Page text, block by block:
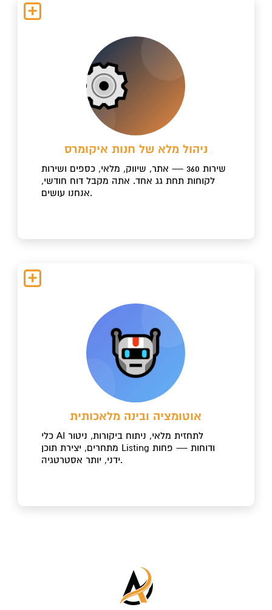
ניהול מלא של חנות איקומרס
שירות 360 — אתר, שיווק, מלאי, כספים ושירות
לקוחות תחת גג אחד. אתה מקבל דוח חודשי,
אנחנו עושים.
אוטומציה ובינה מלאכותית
כלי AI לתחזית מלאי, ניתוח ביקורות, ניטור
מתחרים, יצירת תוכן Listing ודוחות — פחות
ידני, יותר אסטרטגיה.